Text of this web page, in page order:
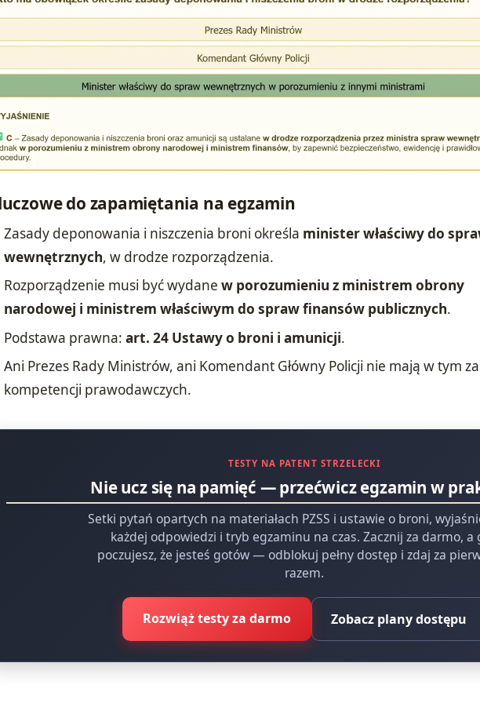
do zapamiętania na egzamin
Zasady deponowania i niszczenia broni określa minister właściwy do
wewnętrznych, w drodze rozporządzenia.
Rozporządzenie musi być wydanew porozumieniu z ministrem obrony
narodowej i ministrem właściwym do spraw finansów publicznych.
Podstawa prawna:art. 24 Ustawy o broni i amunicji.
Ani Prezes Rady Ministrów, ani Komendant Główny Policji nie mają w tym
kompetencji prawodawczych.
TESTY NA PATENT STRZELECKI
Nie ucz się na pamięć — przećwicz egzamin w
Setki pytań opartych na materiałach PZSS i ustawie o broni,
każdej odpowiedzi i tryb egzaminu na czas. Zacznij za darmo, a
poczujesz, że jesteś gotów — odblokuj pełny dostęp i zdaj za
razem.
Rozwiąż testy za darmo Zobacz plany dostępu